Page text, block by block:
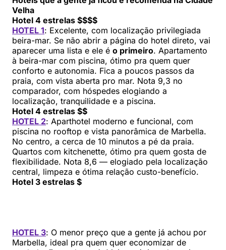
Velha
Hotel 4 estrelas $$$$
HOTEL 1: Excelente, com localização privilegiada
beira-mar. Se não abrir a página do hotel direto, vai
aparecer uma lista e ele é o primeiro. Apartamento
à beira-mar com piscina, ótimo pra quem quer
conforto e autonomia. Fica a poucos passos da
praia, com vista aberta pro mar. Nota 9,3 no
comparador, com hóspedes elogiando a
localização, tranquilidade e a piscina.
Hotel 4 estrelas $$
HOTEL 2: Aparthotel moderno e funcional, com
piscina no rooftop e vista panorâmica de Marbella.
No centro, a cerca de 10 minutos a pé da praia.
Quartos com kitchenette, ótimo pra quem gosta de
flexibilidade. Nota 8,6 — elogiado pela localização
central, limpeza e ótima relação custo-benefício.
Hotel 3 estrelas $
HOTEL 3: O menor preço que a gente já achou por
Marbella, ideal pra quem quer economizar de